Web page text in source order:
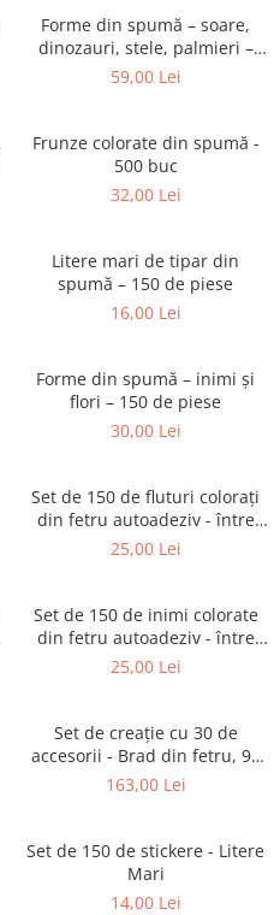
Forme din spumă – soare,
dinozauri, stele, palmieri –
1000 de piese
59,00 Lei
Frunze colorate din spumă -
500 buc
32,00 Lei
Litere mari de tipar din
spumă – 150 de piese
16,00 Lei
Forme din spumă – inimi și
flori – 150 de piese
30,00 Lei
Set de 150 de fluturi colorați
din fetru autoadeziv - între
2,5 - 7 cm
25,00 Lei
Set de 150 de inimi colorate
din fetru autoadeziv - între
2,5 - 7 cm
25,00 Lei
Set de creație cu 30 de
accesorii - Brad din fetru, 95
cm
163,00 Lei
Set de 150 de stickere - Litere
Mari
14,00 Lei